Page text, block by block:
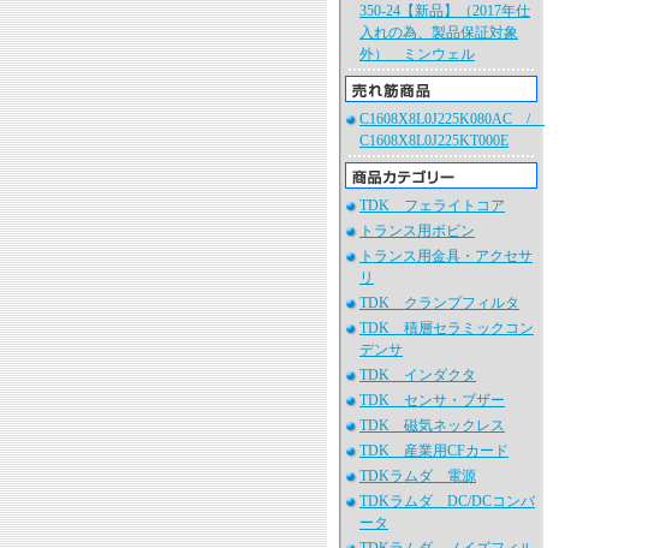
350-24【新品】（2017年仕
入れの為、製品保証対象
外） ミンウェル
C1608X8L0J225K080AC /
C1608X8L0J225KT000E
TDK フェライトコア
トランス用ボビン
トランス用金具・アクセサ
リ
TDK クランプフィルタ
TDK 積層セラミックコン
デンサ
TDK インダクタ
TDK センサ・ブザー
TDK 磁気ネックレス
TDK 産業用CFカード
TDKラムダ 電源
TDKラムダ DC/DCコンバ
ータ